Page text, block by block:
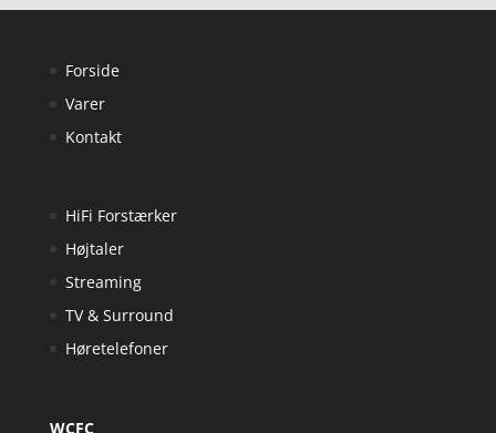
Forside
Varer
Kontakt
HiFi Forstærker
Højtaler
Streaming
TV & Surround
Høretelefoner
WCFC